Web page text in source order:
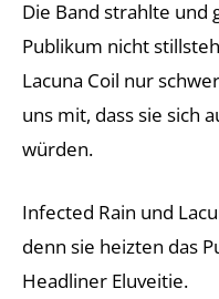
Die Band strahlte und
Publikum nicht
Lacuna Coil nur
uns mit, dass sie sich
würden.
Infected Rain und
denn sie heizten das
Headliner Eluveitie.